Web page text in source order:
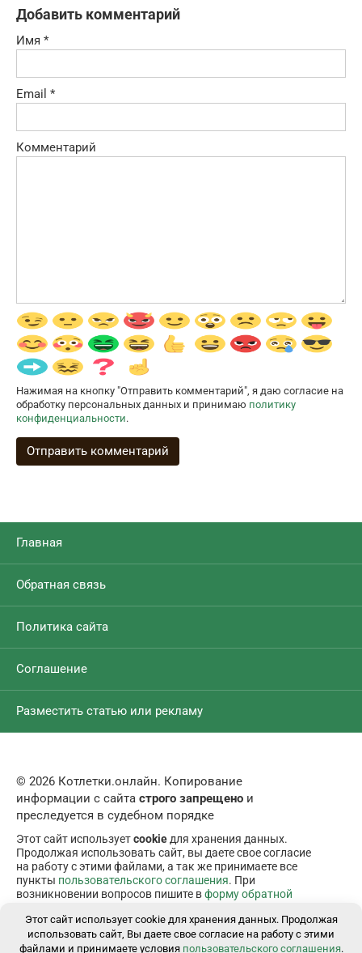
Добавить комментарий
Имя *
Email *
Комментарий
Нажимая на кнопку "Отправить комментарий", я даю согласие на
обработку персональных данных и принимаю политику
конфиденциальности.
Главная
Обратная связь
Политика сайта
Соглашение
Разместить статью или рекламу
© 2026 Котлетки.онлайн. Копирование
информации с сайта строго запрещено и
преследуется в судебном порядке
Этот сайт используетcookieдля хранения данных.
Продолжая использовать сайт, вы даете свое согласие
на работу с этими файлами, а так же принимаете все
пункты пользовательского соглашения. При
возникновении вопросов пишите вформу обратной
Этот сайт использует cookie для хранения данных. Продолжая
использовать сайт, Вы даете свое согласие на работу с этими
файлами и принимаете условия пользовательского соглашения.